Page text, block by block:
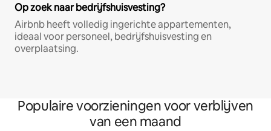
Op zoek naar bedrijfshuisvesting?
Airbnb heeft volledig ingerichte appartementen,
ideaal voor personeel, bedrijfshuisvesting en
overplaatsing.
Populaire voorzieningen voor verblijven
van een maand